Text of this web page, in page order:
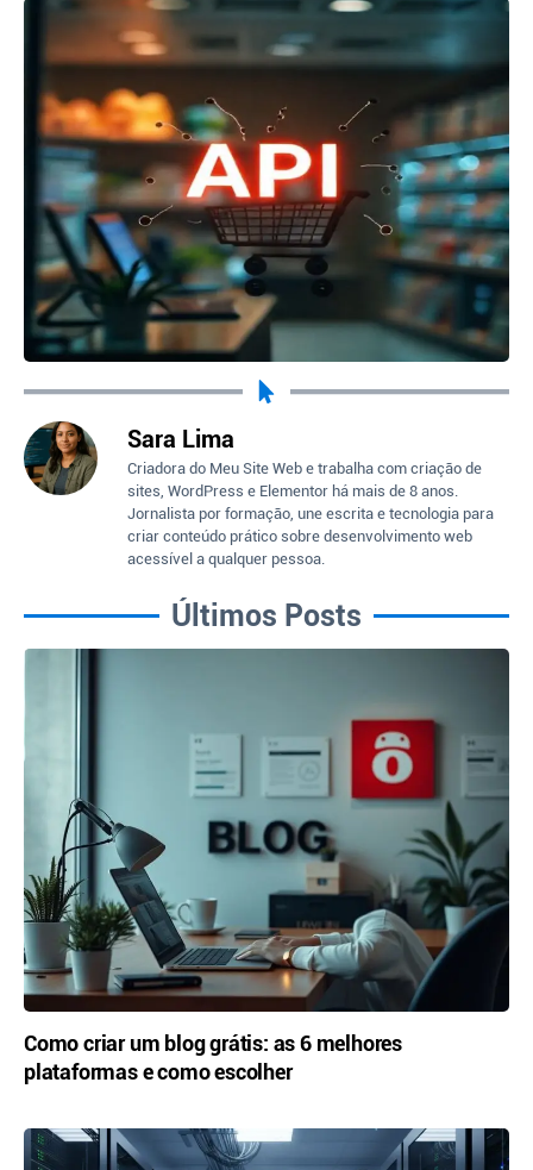
Sara Lima
Criadora do Meu Site Web e trabalha com criação de
sites, WordPress e Elementor há mais de 8 anos.
Jornalista por formação, une escrita e tecnologia para
criar conteúdo prático sobre desenvolvimento web
acessível a qualquer pessoa.
Últimos Posts
Como criar um blog grátis: as 6 melhores
plataformas e como escolher